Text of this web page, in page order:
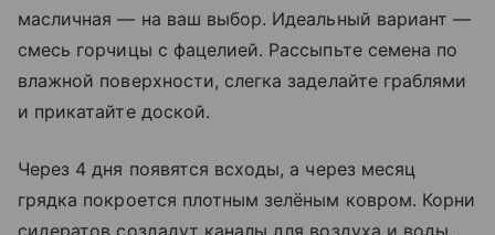
масличная — на ваш выбор. Идеальный вариант —
смесь горчицы с фацелией. Рассыпьте семена по
влажной поверхности, слегка заделайте граблями
и прикатайте доской.
Через 4 дня появятся всходы, а через месяц
грядка покроется плотным зелёным ковром. Корни
сидератов создадут каналы для воздуха и воды,